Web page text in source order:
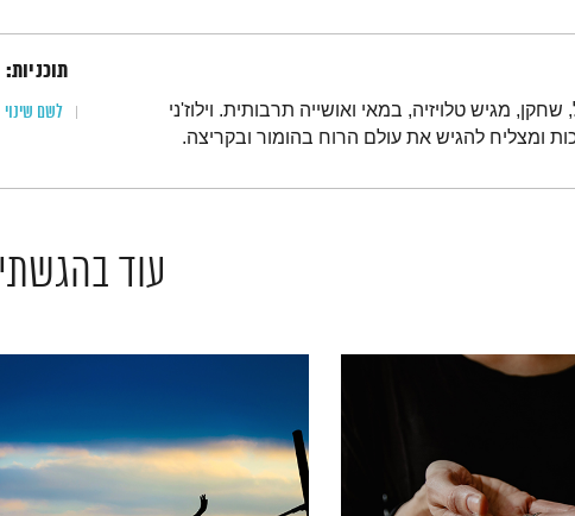
מגיש טלויזיה, במאי ואושייה תרבותית. וילוז'ני
ומצליח להגיש את עולם הרוח בהומור ובקריצה.
תוכניות:
לשם שינוי
עוד בהגשתי